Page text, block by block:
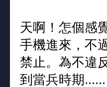
天啊！怎個感
手機進來，不
禁止。為不違
到當兵時期......